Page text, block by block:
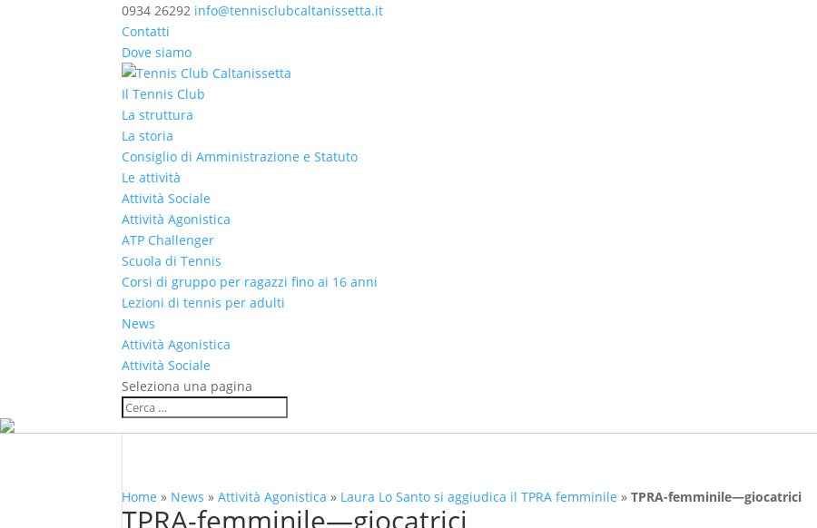
0934 26292 info@tennisclubcaltanissetta.it
Contatti
Dove siamo
Il Tennis Club
La struttura
La storia
Consiglio di Amministrazione e Statuto
Le attività
Attività Sociale
Attività Agonistica
ATP Challenger
Scuola di Tennis
Corsi di gruppo per ragazzi fino ai 16 anni
Lezioni di tennis per adulti
News
Attività Agonistica
Attività Sociale
Seleziona una pagina
Home » News »Attività Agonistica » Laura Lo Santo si aggiudica il TPRA femminile »TPRA-femminile—giocatrici
TPRA-femminile—giocatrici